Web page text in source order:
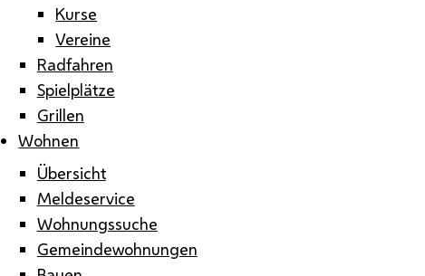
Kurse
Vereine
Radfahren
Spielplätze
Grillen
Wohnen
Übersicht
Meldeservice
Wohnungssuche
Gemeindewohnungen